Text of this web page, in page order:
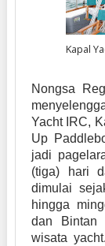
Kapal
Nongsa
Yacht IRC,
Up
jadi
(tiga) hari
dimulai
hingga
dan Bintan
wisata